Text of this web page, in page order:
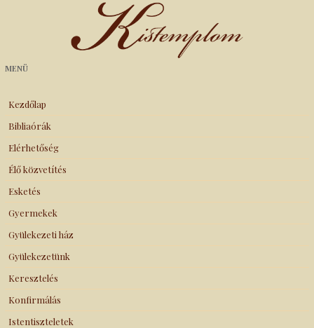
Kistemplom
MENÜ
Kezdőlap
Bibliaórák
Elérhetőség
Élő közvetítés
Esketés
Gyermekek
Gyülekezeti ház
Gyülekezetünk
Keresztelés
Konfirmálás
Istentiszteletek